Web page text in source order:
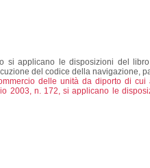
si applicano le disposizioni del
del codice della navigazione,
delle unità da diporto di
2003, n. 172, si applicano le